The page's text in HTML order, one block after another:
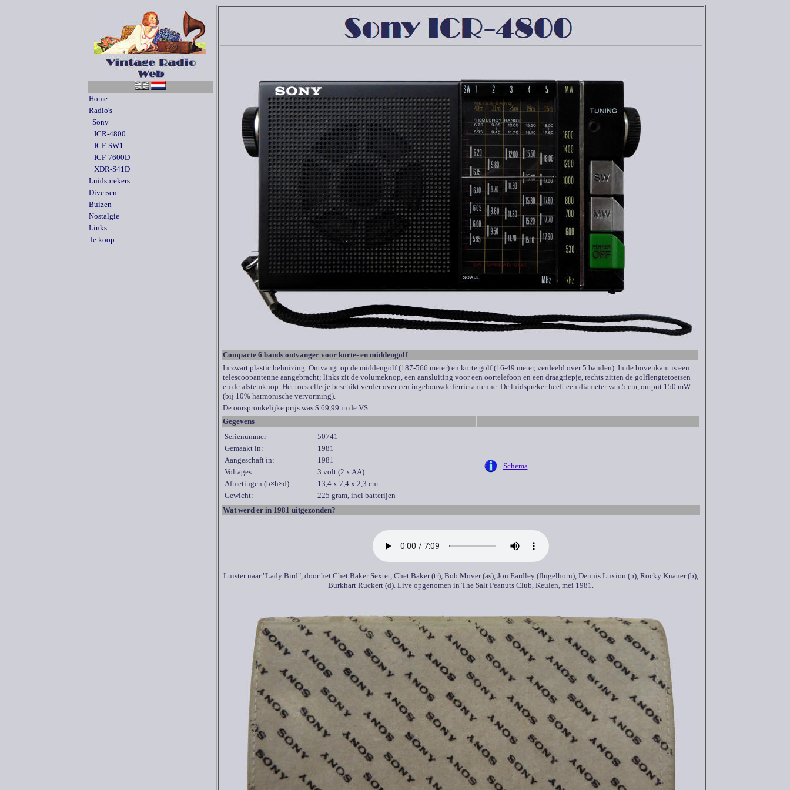
Home
Radio's
Sony
ICR-4800
ICF-SW1
ICF-7600D
XDR-S41D
Luidsprekers
Diversen
Buizen
Nostalgie
Links
Te koop
Compacte 6 bands ontvanger voor korte- en middengolf
In zwart plastic behuizing. Ontvangt op de middengolf (187-566 meter) en korte golf (16-49 meter, verdeeld over 5 banden). In de bovenkant is een
telescoopantenne aangebracht; links zit de volumeknop, een aansluiting voor een oortelefoon en een draagriepje, rechts zitten de golflengtetoetsen
en de afstemknop. Het toestelletje beschikt verder over een ingebouwde ferrietantenne. De luidspreker heeft een diameter van 5 cm, output 150 mW
(bij 10% harmonische vervorming).
De oorspronkelijke prijs was $ 69,99 in de VS.
Gegevens
Serienummer
50741
Gemaakt in:
1981
Aangeschaft in:
1981
Voltages:
3 volt (2 x AA)
Afmetingen (b×h×d):
13,4 x 7,4 x 2,3 cm
Gewicht:
225 gram, incl batterijen
Schema
Wat werd er in 1981 uitgezonden?
Luister naar "Lady Bird", door het Chet Baker Sextet, Chet Baker (tr), Bob Mover (as), Jon Eardley (flugelhorn), Dennis Luxion (p), Rocky Knauer (b),
Burkhart Ruckert (d). Live opgenomen in The Salt Peanuts Club, Keulen, mei 1981.